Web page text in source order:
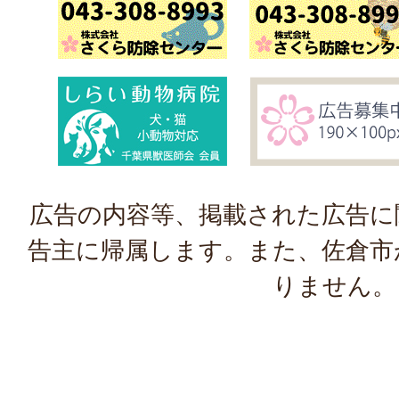
広告の内容等、掲載された広告
告主に帰属します。また、佐倉
りません。